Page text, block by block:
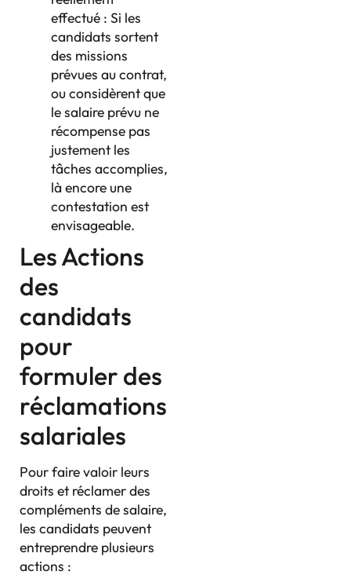
effectué : Si les
candidats sortent
des missions
prévues au contrat,
ou considèrent que
le salaire prévu ne
récompense pas
justement les
tâches accomplies,
là encore une
contestation est
envisageable.
Les Actions
des
candidats
pour
formuler des
réclamations
salariales
Pour faire valoir leurs
droits et réclamer des
compléments de salaire,
les candidats peuvent
entreprendre plusieurs
actions :